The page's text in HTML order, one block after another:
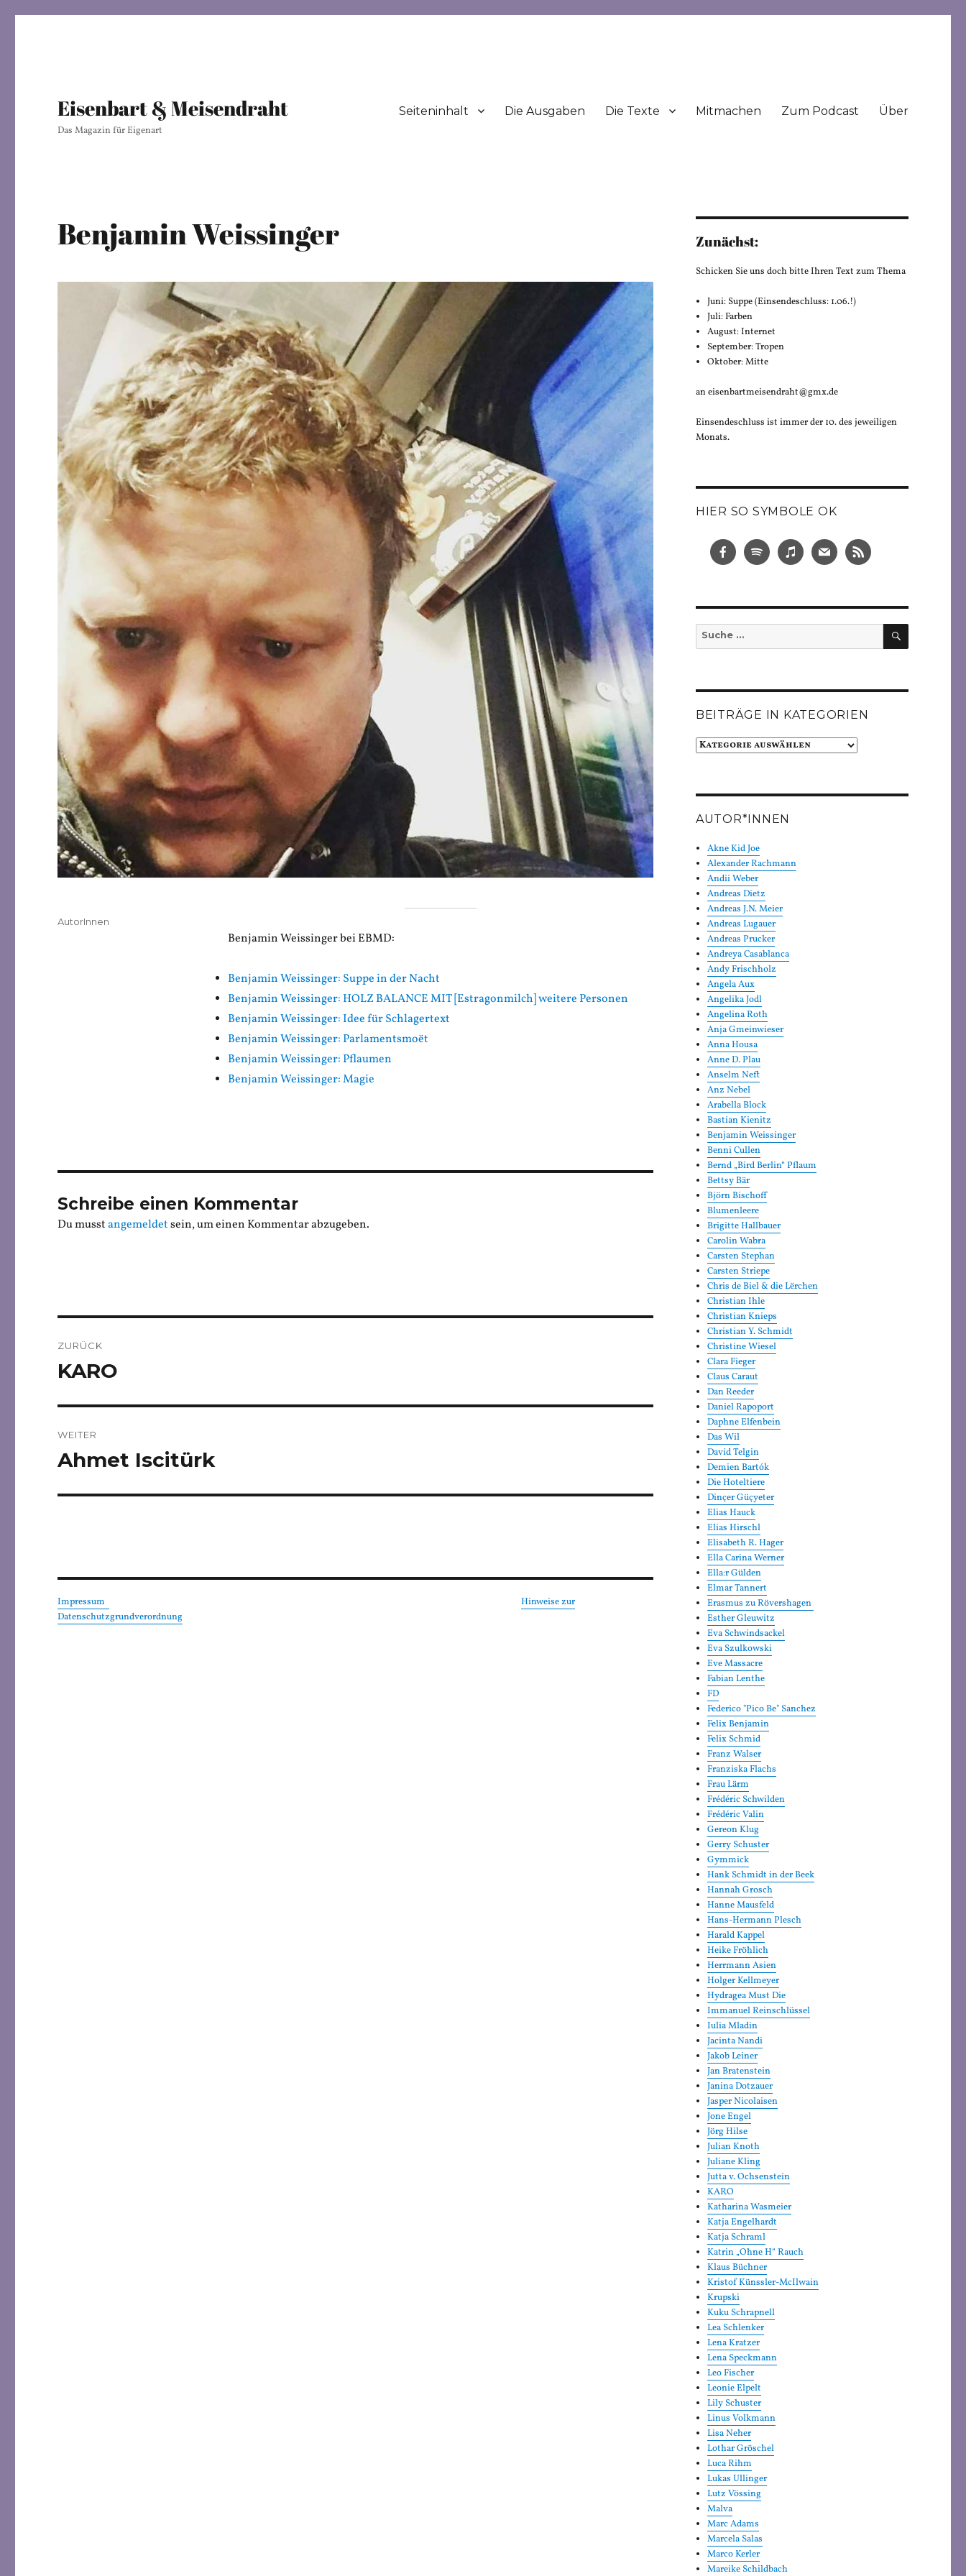
Eisenbart & Meisendraht
Das Magazin für Eigenart
Seiteninhalt Die Ausgaben Die Texte Mitmachen Zum Podcast Über
Benjamin Weissinger
Benjamin Weissinger bei EBMD:
Benjamin Weissinger: Suppe in der Nacht
Benjamin Weissinger: HOLZ BALANCE MIT [Estragonmilch] weitere Personen
Benjamin Weissinger: Idee für Schlagertext
Benjamin Weissinger: Parlamentsmoët
Benjamin Weissinger: Pflaumen
Benjamin Weissinger: Magie
Veröffentlicht
Kategorien
AutorInnen
Schreibe einen Kommentar
Du musstangemeldetsein, um einen Kommentar abzugeben.
ZURÜCK
Vorheriger
KARO
WEITER
Nächster
Ahmet Iscitürk
Impressum
Hinweise zur
Datenschutzgrundverordnung
Zunächst:
Schicken Sie uns doch bitte Ihren Text zum Thema
Juni: Suppe (Einsendeschluss: 1.06.!)
Juli: Farben
August: Internet
September: Tropen
Oktober: Mitte
an eisenbartmeisendraht@gmx.de
Einsendeschluss ist immer der 10. des jeweiligen
Monats.
HIER SO SYMBOLE OK
Suche
nach:
SUCHEN
BEITRÄGE IN KATEGORIEN
Beiträge
AUTOR*INNEN
Akne Kid Joe
Alexander Rachmann
Andii Weber
Andreas Dietz
Andreas J.N. Meier
Andreas Lugauer
Andreas Prucker
Andreya Casablanca
Andy Frischholz
Angela Aux
Angelika Jodl
Angelina Roth
Anja Gmeinwieser
Anna Housa
Anne D. Plau
Anselm Neft
Anz Nebel
Arabella Block
Bastian Kienitz
Benjamin Weissinger
Benni Cullen
Bernd „Bird Berlin“ Pflaum
Bettsy Bär
Björn Bischoff
Blumenleere
Brigitte Hallbauer
Carolin Wabra
Carsten Stephan
Carsten Striepe
Chris de Biel & die Lërchen
Christian Ihle
Christian Knieps
Christian Y. Schmidt
Christine Wiesel
Clara Fieger
Claus Caraut
Dan Reeder
Daniel Rapoport
Daphne Elfenbein
Das Wil
David Telgin
Demien Bartók
Die Hoteltiere
Dinçer Güçyeter
Elias Hauck
Elias Hirschl
Elisabeth R. Hager
Ella Carina Werner
Ella:r Gülden
Elmar Tannert
Erasmus zu Rövershagen
Esther Gleuwitz
Eva Schwindsackel
Eva Szulkowski
Eve Massacre
Fabian Lenthe
FD
Federico "Pico Be" Sanchez
Felix Benjamin
Felix Schmid
Franz Walser
Franziska Flachs
Frau Lärm
Frédéric Schwilden
Frédéric Valin
Gereon Klug
Gerry Schuster
Gymmick
Hank Schmidt in der Beek
Hannah Grosch
Hanne Mausfeld
Hans-Hermann Plesch
Harald Kappel
Heike Fröhlich
Herrmann Asien
Holger Kellmeyer
Hydragea Must Die
Immanuel Reinschlüssel
Iulia Mladin
Jacinta Nandi
Jakob Leiner
Jan Bratenstein
Janina Dotzauer
Jasper Nicolaisen
Jone Engel
Jörg Hilse
Julian Knoth
Juliane Kling
Jutta v. Ochsenstein
KARO
Katharina Wasmeier
Katja Engelhardt
Katja Schraml
Katrin „Ohne H“ Rauch
Klaus Büchner
Kristof Künssler-McIlwain
Krupski
Kuku Schrapnell
Lea Schlenker
Lena Kratzer
Lena Speckmann
Leo Fischer
Leonie Elpelt
Lily Schuster
Linus Volkmann
Lisa Neher
Lothar Gröschel
Luca Rihm
Lukas Ullinger
Lutz Vössing
Malva
Marc Adams
Marcela Salas
Marco Kerler
Mareike Schildbach